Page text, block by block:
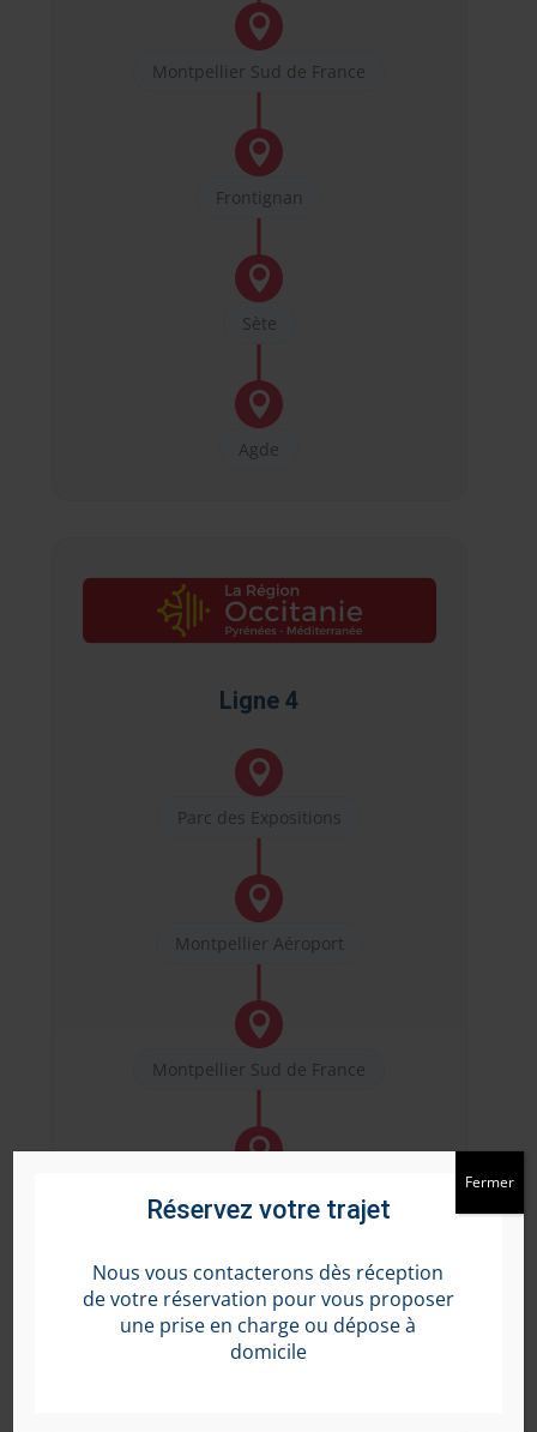

Montpellier Sud de France

Frontignan

Sète

Agde
Ligne 4

Parc des Expositions

Montpellier Aéroport

Montpellier Sud de France


Mèze
Réservez votre trajet
Nous vous contacterons dès réception
de votre réservation pour vous proposer
une prise en charge ou dépose à
domicile
Fermer